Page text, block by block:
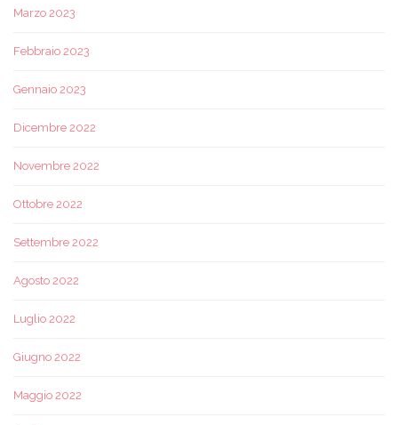
Marzo 2023
Febbraio 2023
Gennaio 2023
Dicembre 2022
Novembre 2022
Ottobre 2022
Settembre 2022
Agosto 2022
Luglio 2022
Giugno 2022
Maggio 2022